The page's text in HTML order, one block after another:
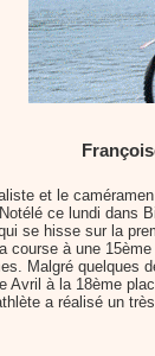
et le
ce lundi dans
se hisse sur la
course à une
Malgré quelques
Avril à la 18ème
a réalisé un